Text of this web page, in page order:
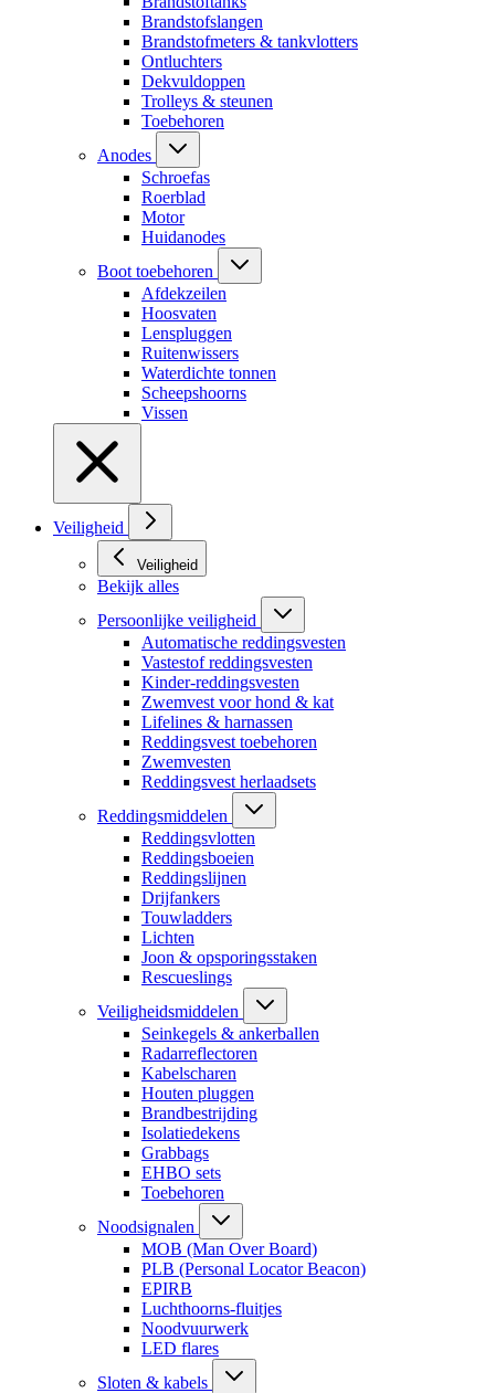
Brandstofslangen
Brandstofmeters & tankvlotters
Ontluchters
Dekvuldoppen
Trolleys & steunen
Toebehoren
Anodes
Schroefas
Roerblad
Motor
Huidanodes
Boot toebehoren
Afdekzeilen
Hoosvaten
Lenspluggen
Ruitenwissers
Waterdichte tonnen
Scheepshoorns
Vissen
Veiligheid
Veiligheid
Bekijk alles
Persoonlijke veiligheid
Automatische reddingsvesten
Vastestof reddingsvesten
Kinder-reddingsvesten
Zwemvest voor hond & kat
Lifelines & harnassen
Reddingsvest toebehoren
Zwemvesten
Reddingsvest herlaadsets
Reddingsmiddelen
Reddingsvlotten
Reddingsboeien
Reddingslijnen
Drijfankers
Touwladders
Lichten
Joon & opsporingsstaken
Rescueslings
Veiligheidsmiddelen
Seinkegels & ankerballen
Radarreflectoren
Kabelscharen
Houten pluggen
Brandbestrijding
Isolatiedekens
Grabbags
EHBO sets
Toebehoren
Noodsignalen
MOB (Man Over Board)
PLB (Personal Locator Beacon)
EPIRB
Luchthoorns-fluitjes
Noodvuurwerk
LED flares
Sloten & kabels